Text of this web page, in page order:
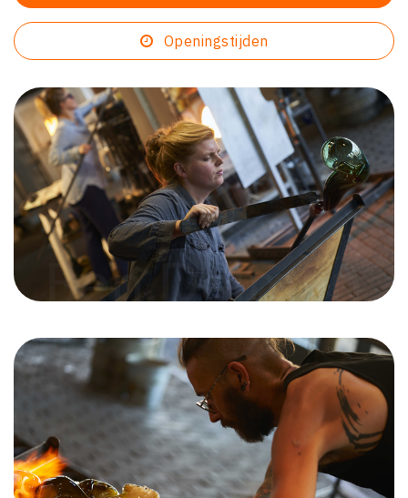
Openingstijden